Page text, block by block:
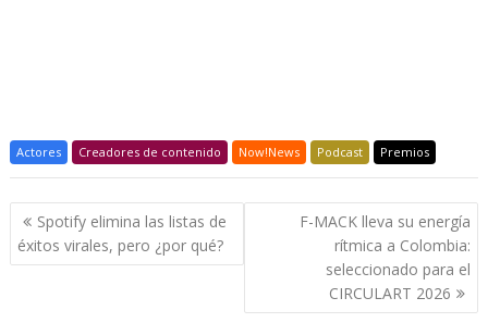
Actores Creadores de contenido Now!News Podcast Premios
Navegación
de
entradas
Spotify elimina las listas de
éxitos virales, pero ¿por qué?
F-MACK lleva su energía
rítmica a Colombia:
seleccionado para el
CIRCULART 2026